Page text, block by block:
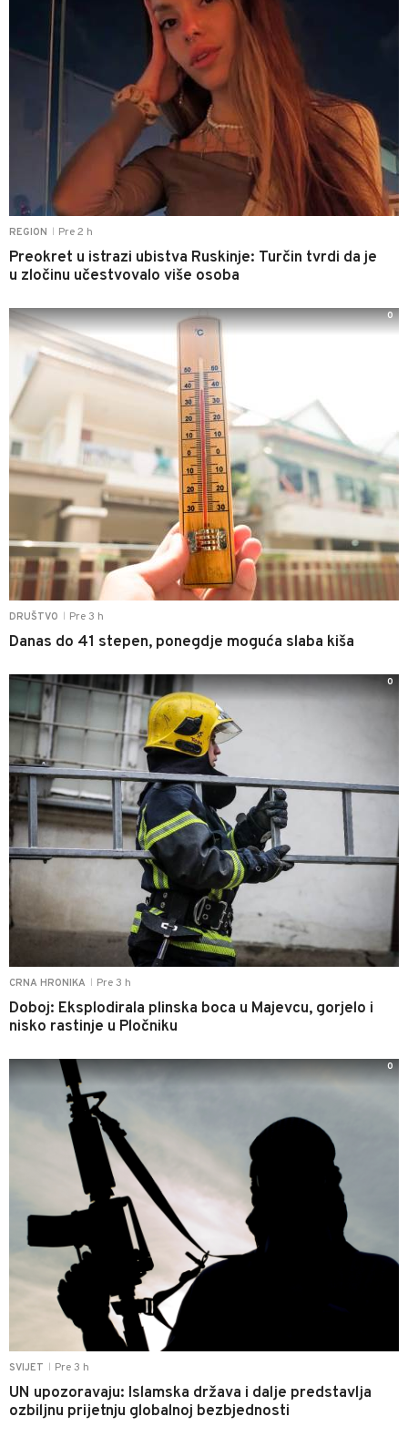
REGION Pre 2 h
Preokret u istrazi ubistva Ruskinje: Turčin tvrdi da je
u zločinu učestvovalo više osoba
DRUŠTVO Pre 3 h
Danas do 41 stepen, ponegdje moguća slaba kiša
0
CRNA HRONIKA Pre 3 h
Doboj: Eksplodirala plinska boca u Majevcu, gorjelo i
nisko rastinje u Pločniku
0
SVIJET Pre 3 h
UN upozoravaju: Islamska država i dalje predstavlja
ozbiljnu prijetnju globalnoj bezbjednosti
0